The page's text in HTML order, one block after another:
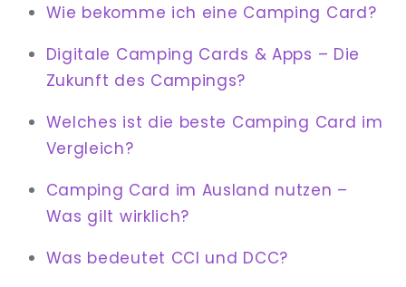
Wie bekomme ich eine Camping Card?
Digitale Camping Cards & Apps – Die
Zukunft des Campings?
Welches ist die beste Camping Card im
Vergleich?
Camping Card im Ausland nutzen –
Was gilt wirklich?
Was bedeutet CCI und DCC?